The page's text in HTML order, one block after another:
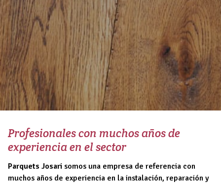
Profesionales con muchos años de
experiencia en el sector
Parquets Josari somos una empresa de referencia con
muchos años de experiencia en la instalación, reparación y